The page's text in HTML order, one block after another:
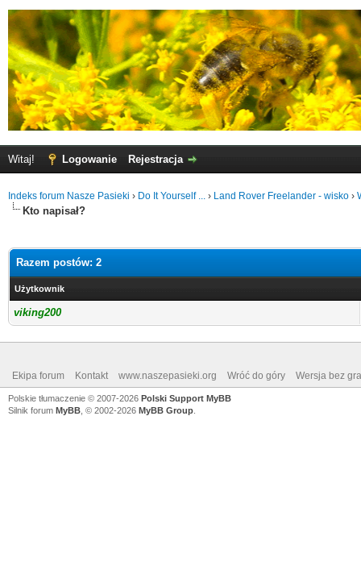
Witaj! Logowanie Rejestracja
Indeks forum Nasze Pasieki › Do It Yourself ... › Land Rover Freelander - wisko ›
Kto napisał?
Razem postów: 2
Użytkownik
viking200
Ekipa forum Kontakt www.naszepasieki.org Wróć do góry Wersja bez
Polskie tłumaczenie © 2007-2026 Polski Support MyBB
Silnik forum MyBB , © 2002-2026 MyBB Group